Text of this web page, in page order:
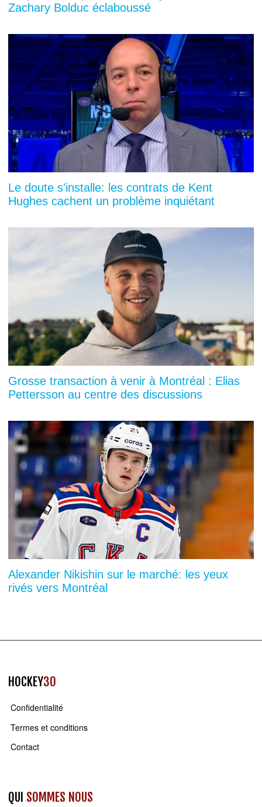
Zachary Bolduc éclaboussé
Le doute s'installe: les contrats de Kent
Hughes cachent un problème inquiétant
Grosse transaction à venir à Montréal : Elias
Pettersson au centre des discussions
Alexander Nikishin sur le marché: les yeux
rivés vers Montréal
HOCKEY30
Confidentialité
Termes et conditions
Contact
QUI SOMMES NOUS